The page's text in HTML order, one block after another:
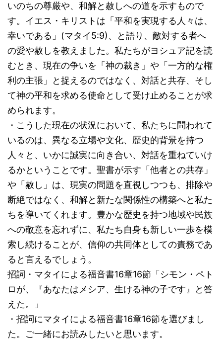
いのちの尊厳や、和解と赦しへの道を示すもので
す。イエス・キリストは「平和を実現する人々は、
幸いである」(マタイ5:9)、と語り、敵対する者へ
の愛や赦しを教えました。私たちがヨシュア記を読
むとき、現在の争いを「神の裁き」や「一方的な権
利の主張」と捉えるのではなく、対話と共存、そし
て神の平和を求める使命として受け止めることが求
められます。
・こうした現在の状況において、私たちに問われて
いるのは、異なる立場や文化、歴史的背景を持つ
人々と、いかに誠実に向き合い、対話を重ねていけ
るかということです。聖書が示す「他者との共存」
や「赦し」は、現実の問題を直視しつつも、排除や
断絶ではなく、和解と新たな関係性の構築へと私た
ちを導いてくれます。豊かな歴史を持つ地域や民族
への敬意を忘れずに、私たち自身も新しい一歩を模
索し続けることが、信仰の共同体としての責務であ
ると言えるでしょう。
招詞・マタイによる福音書16章16節「シモン・ペト
ロが、『あなたはメシア、生ける神の子です』と答
えた。」
・招詞にマタイによる福音書16章16節を選びまし
た。ご一緒にお読みしたいと思います。